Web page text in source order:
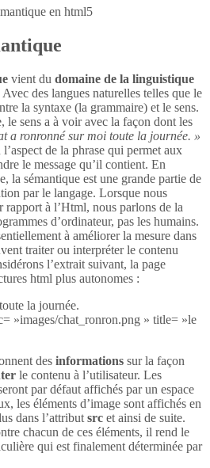
en html5
vient du domaine de la linguistique
Avec des langues naturelles telles que le
la syntaxe (la grammaire) et le sens.
le sens a à voir avec la façon dont les
a ronronné sur moi toute la journée. »
de la phrase qui permet aux
le message qu’il contient. En
la sémantique est une grande partie de
par le langage. Lorsque nous
rapport à l’Html, nous parlons de la
d’ordinateur, pas les humains.
à améliorer la mesure dans
traiter ou interpréter le contenu
l’extrait suivant, la page
html plus autonomes :
la journée.
»images/chat_ronron.png » title= »le
des informations sur la façon
le contenu à l’utilisateur. Les
par défaut affichés par un espace
les éléments d’image sont affichés en
dans l’attribut src et ainsi de suite.
chacun de ces éléments, il rend le
qui est finalement déterminée par